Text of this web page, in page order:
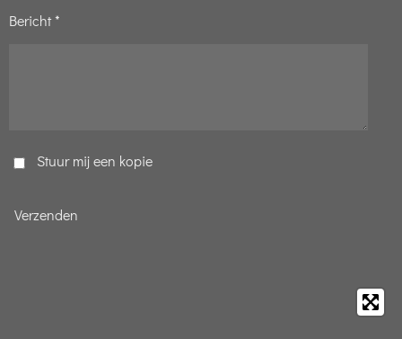
Bericht *
Stuur mij een kopie
Verzenden